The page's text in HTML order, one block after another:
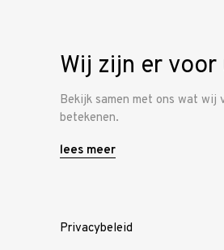
Vacature
Contacteer
ons
Wij zijn er voor
Bekijk samen met ons wat wij
betekenen.
lees meer
Privacybeleid